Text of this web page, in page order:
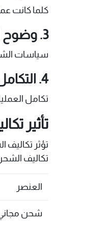
كلما كانت
3. وضوح السياسات
سياسات
4. التكامل اللوجستي
تكامل
تأثير
تؤثر تكاليف
تكاليف
العنصر
شحن